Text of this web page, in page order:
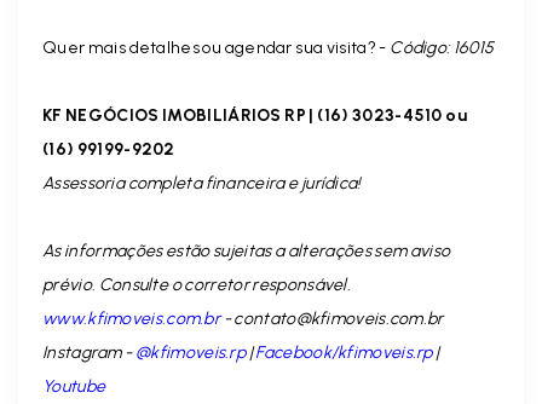
Quer mais detalhes ou agendar sua visita? - Código: 16015
KF NEGÓCIOS IMOBILIÁRIOS RP | (16) 3023-4510 ou
(16) 99199-9202
Assessoria completa financeira e jurídica!
As informações estão sujeitas a alterações sem aviso
prévio. Consulte o corretor responsável.
www.kfimoveis.com.br-contato@kfimoveis.com.br
Instagram -@kfimoveis.rp|Facebook/kfimoveis.rp|
Youtube